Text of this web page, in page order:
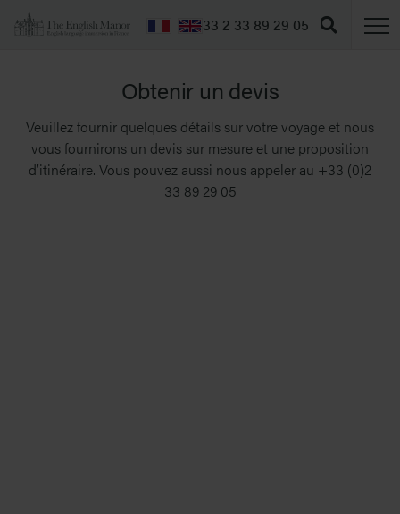
+33 2 33 89 29 05
Obtenir un devis
Veuillez fournir quelques détails sur votre voyage et nous
vous fournirons un devis sur mesure et une proposition
d’itinéraire. Vous pouvez aussi nous appeler au +33 (0)2
33 89 29 05